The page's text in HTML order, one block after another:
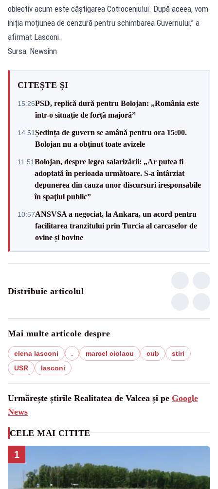
obiectiv acum este câștigarea Cotroceniului. După aceea, vom
iniția moțiunea de cenzură pentru schimbarea Guvernului,” a
afirmat Lasconi.
Sursa: Newsinn
CITEȘTE ȘI
15:26PSD, replică dură pentru Bolojan: „România este
într-o situație de forță majoră”
14:51Ședința de guvern se amână pentru ora 15:00.
Bolojan nu a obținut toate avizele
11:51Bolojan, despre legea salarizării: „Ar putea fi
adoptată în perioada următoare. S-a întârziat
depunerea din cauza unor discursuri iresponsabile
în spaţiul public”
10:57ANSVSA a negociat, la Ankara, un acord pentru
facilitarea tranzitului prin Turcia al carcaselor de
ovine și bovine
Distribuie articolul
Mai multe articole despre
elena lasconi . marcel ciolacu cub
stiri
USR
lasconi
Urmărește știrile Realitatea de Valcea și pe Google
News
CELE MAI CITITE
1